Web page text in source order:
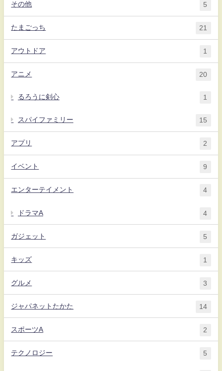
その他 5
たまごっち 21
アウトドア 1
アニメ 20
るろうに剣心 1
スパイファミリー 15
アプリ 2
イベント 9
エンターテイメント 4
ドラマA 4
ガジェット 5
キッズ 1
グルメ 3
ジャパネットたかた 14
スポーツA 2
テクノロジー 5